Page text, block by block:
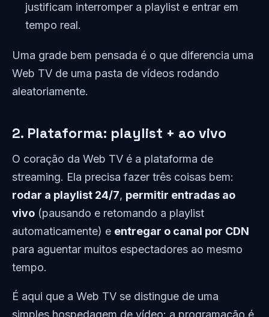
justificam interromper a playlist e entrar em
tempo real.
Uma grade bem pensada é o que diferencia uma
Web TV de uma pasta de vídeos rodando
aleatoriamente.
2. Plataforma: playlist + ao vivo
O coração da Web TV é a plataforma de
streaming. Ela precisa fazer três coisas bem:
rodar a playlist 24/7, permitir entradas ao
vivo (pausando e retomando a playlist
automaticamente) e entregar o canal por CDN
para aguentar muitos espectadores ao mesmo
tempo.
É aqui que a Web TV se distingue de uma
simples hospedagem de vídeo: a programação é